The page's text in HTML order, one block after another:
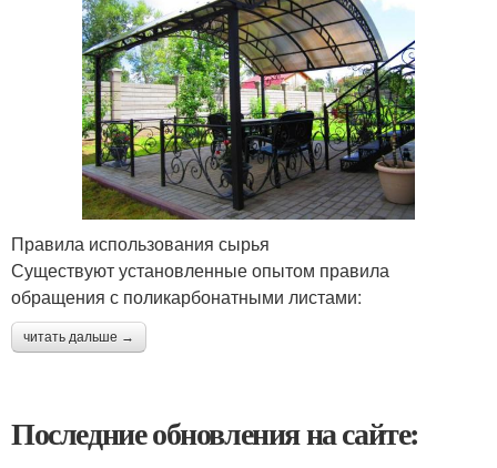
Правила использования сырья
Существуют установленные опытом правила
обращения с поликарбонатными листами:
читать дальше →
Последние обновления на сайте: